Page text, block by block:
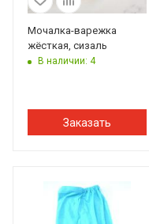
Мочалка-варежка
жёсткая, сизаль
В наличии: 4
Заказать